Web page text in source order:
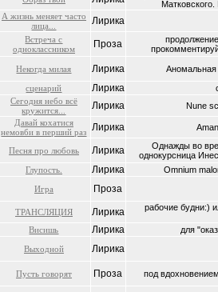
А жизнь меняет часто
лица...
Лирика
Встреча с
одноклассником
Проза
Некогда милая Лирика
Аномальная
сценарий
Лирика
Сегодня небо всё
кружится...
Лирика
Nune
Давай кохатися
немовби в перший раз Лирика
Песня про любовь Лирика
Однажды во
однокурсница
Глупость.
Лирика
Omnium
Игра
Проза
ТРАНСЛЯЦИЯ Лирика рабочие будни:)
Висишь Лирика
для
Выходной
Лирика
Пусть говорят Проза под